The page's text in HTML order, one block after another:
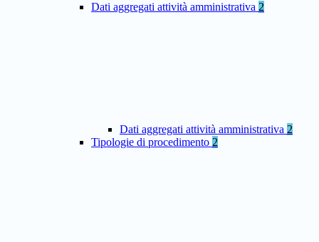
Dati aggregati attività amministrativa 2
Dati aggregati attività amministrativa 2
Tipologie di procedimento 2